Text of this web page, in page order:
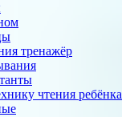
тренажёр
чтения ребёнка